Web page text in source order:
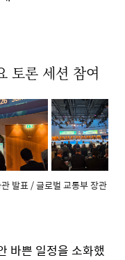
토론 세션 참여
발표 / 글로벌 교통부 장관
바쁜 일정을 소화했